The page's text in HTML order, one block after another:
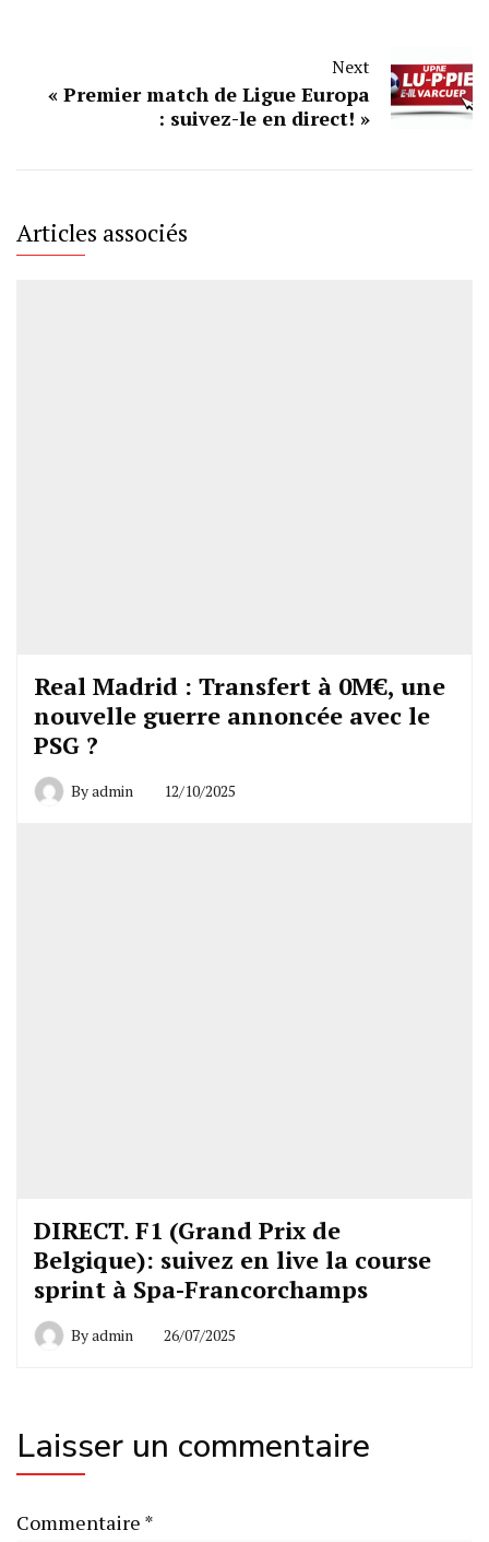
Next
« Premier match de Ligue Europa
: suivez-le en direct! »
Articles associés
Real Madrid : Transfert à 0M€, une
nouvelle guerre annoncée avec le
PSG ?
Byadmin 12/10/2025
DIRECT. F1 (Grand Prix de
Belgique): suivez en live la course
sprint à Spa-Francorchamps
Byadmin 26/07/2025
Laisser un commentaire
Commentaire *